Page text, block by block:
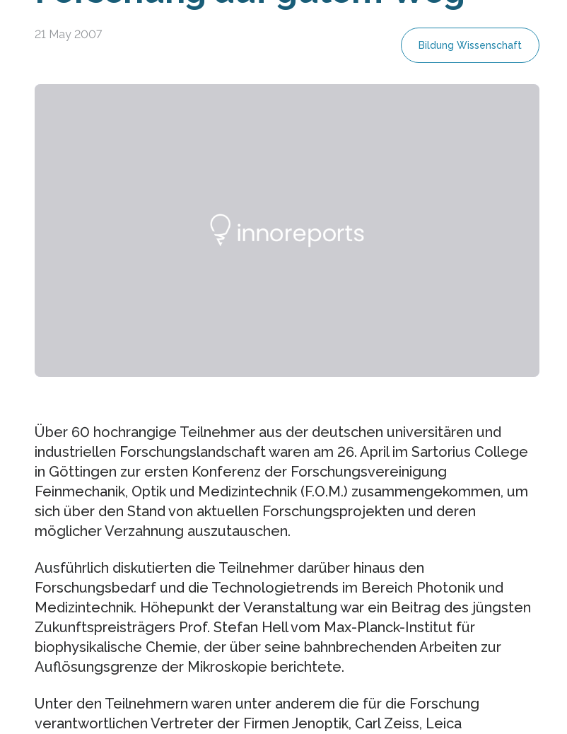
21 May 2007
Bildung Wissenschaft
Über 60 hochrangige Teilnehmer aus der deutschen universitären und
industriellen Forschungslandschaft waren am 26. April im Sartorius College
in Göttingen zur ersten Konferenz der Forschungsvereinigung
Feinmechanik, Optik und Medizintechnik (F.O.M.) zusammengekommen, um
sich über den Stand von aktuellen Forschungsprojekten und deren
möglicher Verzahnung auszutauschen.
Ausführlich diskutierten die Teilnehmer darüber hinaus den
Forschungsbedarf und die Technologietrends im Bereich Photonik und
Medizintechnik. Höhepunkt der Veranstaltung war ein Beitrag des jüngsten
Zukunftspreisträgers Prof. Stefan Hell vom Max-Planck-Institut für
biophysikalische Chemie, der über seine bahnbrechenden Arbeiten zur
Auflösungsgrenze der Mikroskopie berichtete.
Unter den Teilnehmern waren unter anderem die für die Forschung
verantwortlichen Vertreter der Firmen Jenoptik, Carl Zeiss, Leica